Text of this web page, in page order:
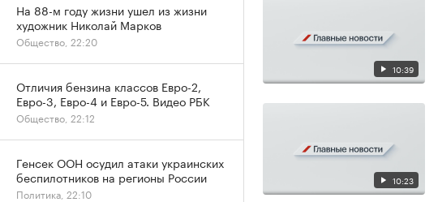
10:39
10:23
На 88-м году жизни ушел из жизни
художник Николай Марков
Общество, 22:20
Отличия бензина классов Евро-2,
Евро-3, Евро-4 и Евро-5. Видео РБК
Общество, 22:12
Генсек ООН осудил атаки украинских
беспилотников на регионы России
Политика, 22:10